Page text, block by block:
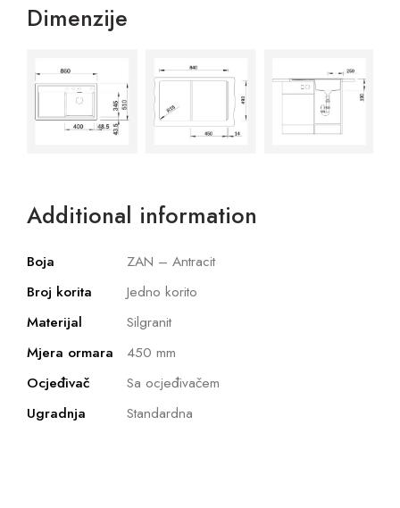
Dimenzije
Additional information
Boja
ZAN – Antracit
Broj korita
Jedno korito
Materijal
Silgranit
Mjera ormara
450 mm
Ocjeđivač
Sa ocjeđivačem
Ugradnja
Standardna